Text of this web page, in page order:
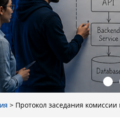
> Протокол заседания